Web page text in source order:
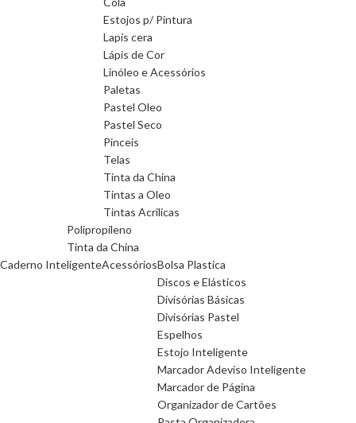
Estojos p/ Pintura
Lapis cera
Lápis de Cor
Linóleo e Acessórios
Paletas
Pastel Oleo
Pastel Seco
Pinceis
Telas
Tinta da China
Tintas a Oleo
Tintas Acrilicas
Polipropileno
Tinta da China
Caderno InteligenteAcessóriosBolsa Plastica
Discos e Elásticos
Divisórias Básicas
Divisórias Pastel
Espelhos
Estojo Inteligente
Marcador Adeviso Inteligente
Marcador de Página
Organizador de Cartões